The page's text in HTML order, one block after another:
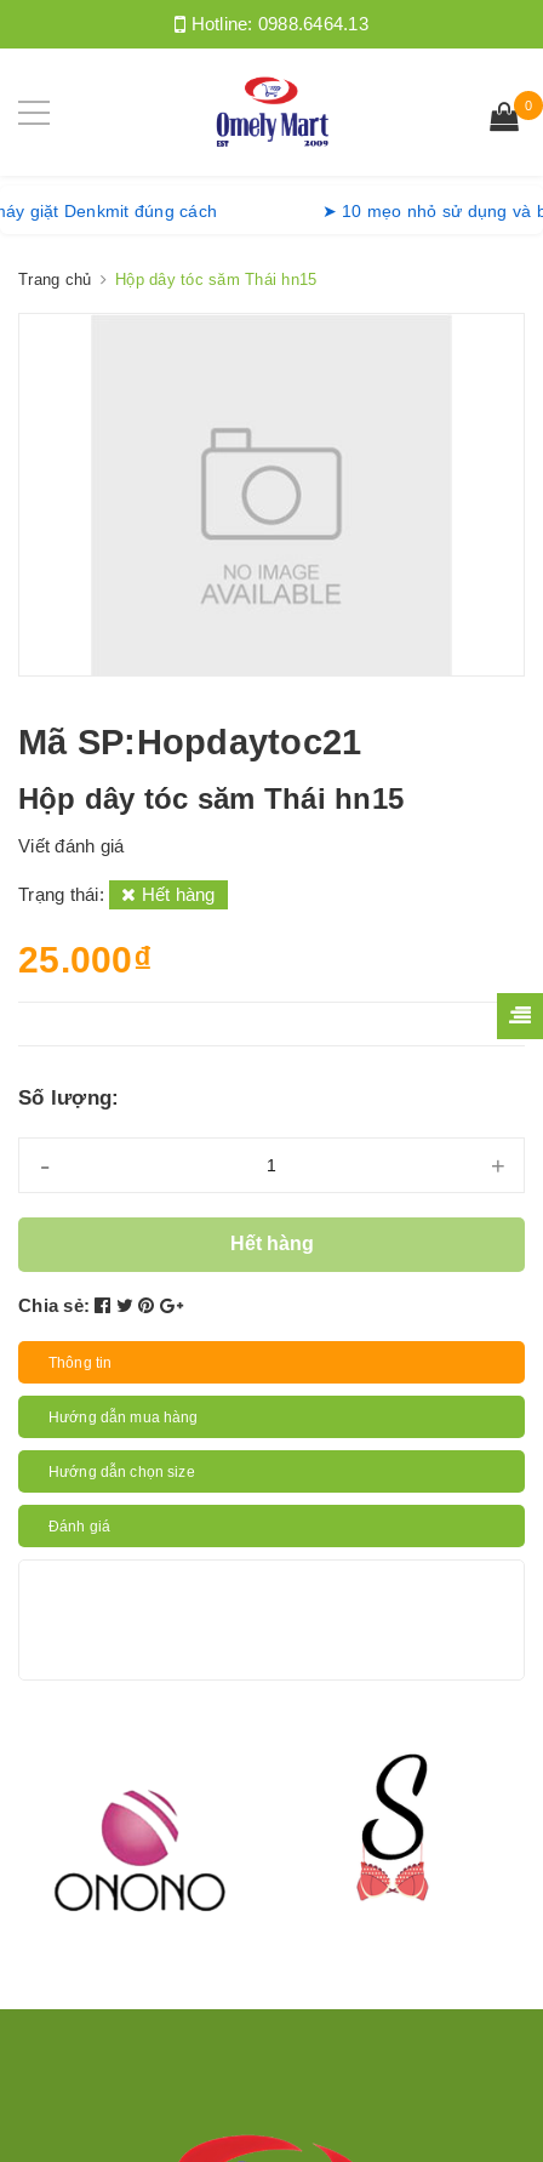
Hotline: 0988.6464.13
0
giặt Denkmit đúng cách ➤ 10 mẹo nhỏ sử dụng
Trang chủ Hộp dây tóc săm Thái hn15
Mã SP:Hopdaytoc21
Hộp dây tóc săm Thái hn15
Viết đánh giá
Trạng thái: Hết hàng
25.000₫
Số lượng:
- +
Hết hàng
Chia sẻ:
Thông tin
Hướng dẫn mua hàng
Hướng dẫn chọn size
Đánh giá